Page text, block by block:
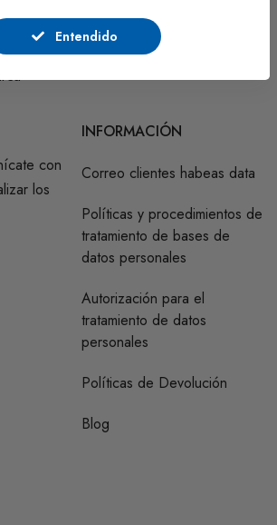
costado occidental, Parque Industrial
143 B1.
con
los
INFORMACIÓN
Correo clientes habeas data
Políticas y procedimientos de
tratamiento de bases de
datos personales
Autorización para el
tratamiento de datos
personales
Políticas de Devolución
Blog
Entendido